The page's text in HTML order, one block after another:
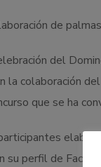
de
del
la colaboración
que se ha
su perfil de